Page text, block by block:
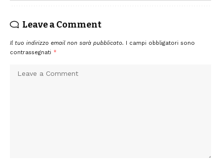
Leave a Comment
Il tuo indirizzo email non sarà pubblicato. I campi obbligatori sono
contrassegnati *